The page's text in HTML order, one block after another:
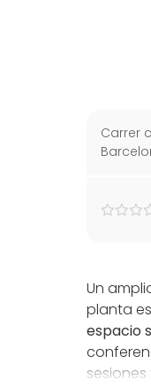
Carrer
Un
planta
espacio